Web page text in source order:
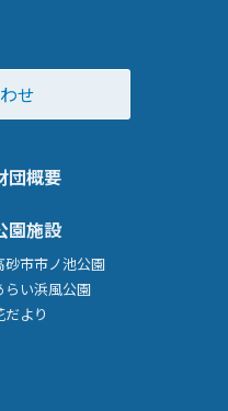
せ
団概要
園施設
砂市市ノ池公園
らい浜風公園
だより